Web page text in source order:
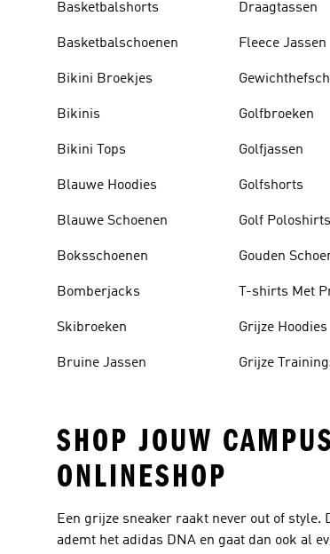
Basketbalshorts
Basketbalschoenen
Bikini Broekjes
Bikinis
Bikini Tops
Blauwe Hoodies
Blauwe Schoenen
Boksschoenen
Bomberjacks
Skibroeken
Bruine Jassen
Draagtassen
Fleece Jassen
Golfbroeken
Golfjassen
Golfshorts
Golf Poloshirts
Gouden
T-shirts Met
Grijze Hoodies
Grijze
SHOP JOUW
ONLINESHOP
Een grijze sneaker raakt never out of
ademt het adidas DNA en gaat dan ook al